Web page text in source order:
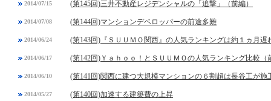
2014/07/15 (第145回)三井不動産レジデンシャルの「追撃」（前編）
2014/07/08 (第144回)マンションデベロッパーの前途多難
2014/06/24 (第143回)『ＳＵＵＭＯ関西』の人気ランキングは約１ヵ月遅
2014/06/17 (第142回)Ｙａｈｏｏ！とＳＵＵＭＯの人気ランキング比較（
2014/06/10 (第141回)関西に建つ大規模マンションの６割超は長谷工が施
2014/05/27 (第140回)加速する建築費の上昇